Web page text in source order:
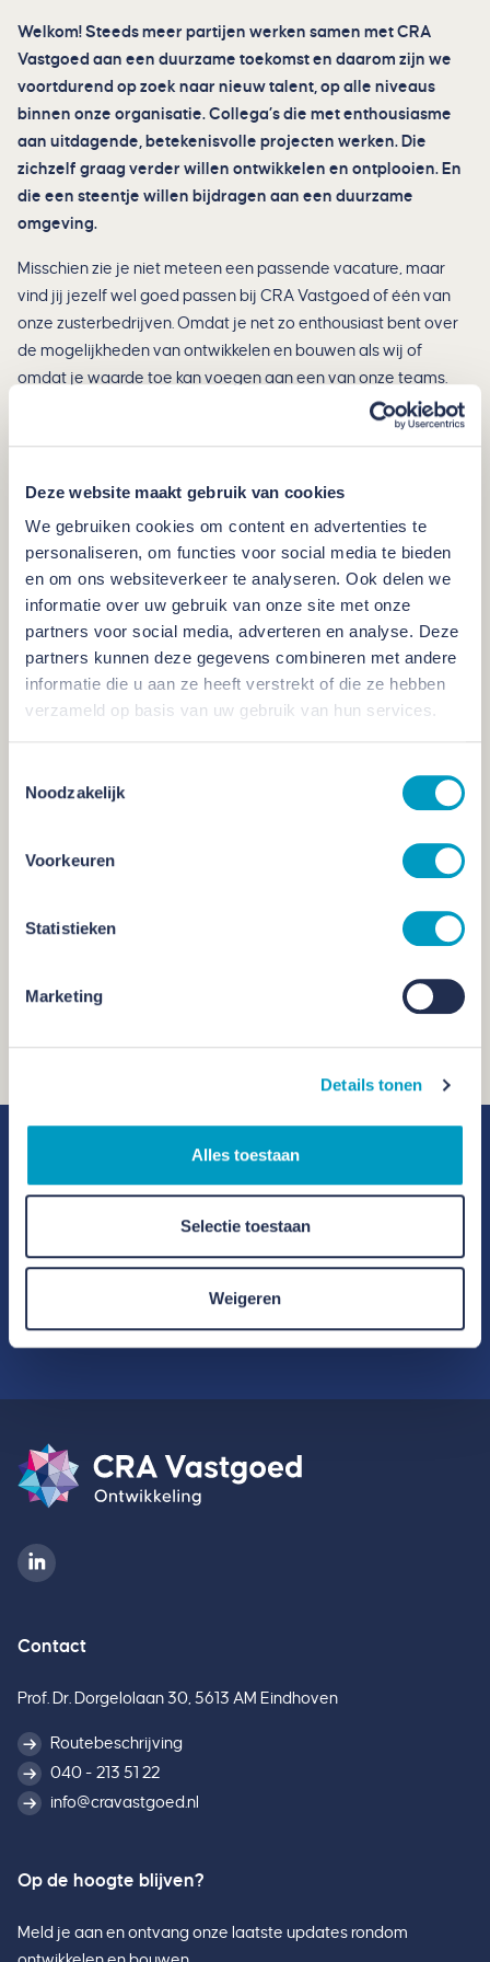
Deze website maakt gebruik van cookies
We gebruiken cookies om content en advertenties te
personaliseren, om functies voor social media te bieden
en om ons websiteverkeer te analyseren. Ook delen we
informatie over uw gebruik van onze site met onze
partners voor social media, adverteren en analyse. Deze
partners kunnen deze gegevens combineren met andere
informatie die u aan ze heeft verstrekt of die ze hebben
verzameld op basis van uw gebruik van hun services.
Noodzakelijk
Voorkeuren
Statistieken
Marketing
Details tonen
Alles toestaan
Selectie toestaan
Weigeren
Welkom! Steeds meer partijen werken samen met CRA
Vastgoed aan een duurzame toekomst en daarom zijn we
voortdurend op zoek naar nieuw talent, op alle niveaus
binnen onze organisatie. Collega’s die met enthousiasme
aan uitdagende, betekenisvolle projecten werken. Die
zichzelf graag verder willen ontwikkelen en ontplooien. En
die een steentje willen bijdragen aan een duurzame
omgeving.
Misschien zie je niet meteen een passende vacature, maar
vind jij jezelf wel goed passen bij CRA Vastgoed of één van
onze zusterbedrijven. Omdat je net zo enthousiast bent over
de mogelijkheden van ontwikkelen en bouwen als wij of
omdat je waarde toe kan voegen aan een van onze teams.
Dan maken we graag kennis met jou! Via de onderstaande
button kun je het contactformulier invullen en vertel ons meer
spoedig mogelijk contact met je op.
Solliciteer nu
Stel hier je vraag
Stan Theunissen
Benieuwd hoe we samen een
creëren?
Contact
Prof. Dr. Dorgelolaan 30, 5613 AM Eindhoven
Routebeschrijving
040 - 213 51 22
info@cravastgoed.nl
Op de hoogte blijven?
Meld je aan en ontvang onze laatste updates rondom